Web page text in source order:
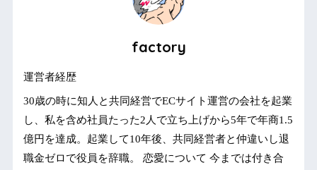
factory
運営者経歴
30歳の時に知人と共同経営でECサイト運営の会社を起業
し、私を含め社員たった2人で立ち上げから5年で年商1.5
億円を達成。起業して10年後、共同経営者と仲違いし退
職金ゼロで役員を辞職。 恋愛について 今までは付き合